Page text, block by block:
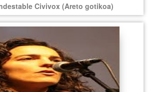
Civivox (Areto gotikoa)